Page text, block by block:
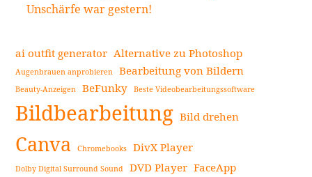
Unschärfe war gestern!
ai outfit generator Alternative zu Photoshop
Augenbrauen anprobieren Bearbeitung von Bildern
Beauty-Anzeigen BeFunky Beste Videobearbeitungssoftware
Bildbearbeitung Bild drehen
Canva Chromebooks DivX Player
Dolby Digital Surround Sound DVD Player FaceApp